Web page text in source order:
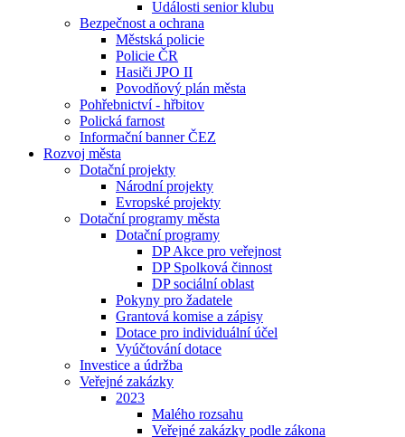
Události senior klubu
Bezpečnost a ochrana
Městská policie
Policie ČR
Hasiči JPO II
Povodňový plán města
Pohřebnictví - hřbitov
Polická farnost
Informační banner ČEZ
Rozvoj města
Dotační projekty
Národní projekty
Evropské projekty
Dotační programy města
Dotační programy
DP Akce pro veřejnost
DP Spolková činnost
DP sociální oblast
Pokyny pro žadatele
Grantová komise a zápisy
Dotace pro individuální účel
Vyúčtování dotace
Investice a údržba
Veřejné zakázky
2023
Malého rozsahu
Veřejné zakázky podle zákona